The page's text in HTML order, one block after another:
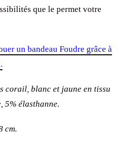
que le permet votre
un bandeau Foudre grâce à
corail, blanc et jaune en tissu
5% élasthanne.
cm.